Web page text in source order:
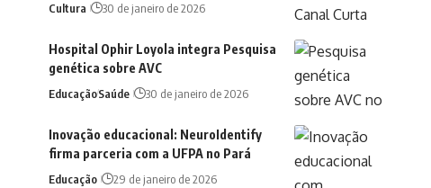
Cultura 30 de janeiro de 2026
Hospital Ophir Loyola integra Pesquisa
genética sobre AVC
EducaçãoSaúde 30 de janeiro de 2026
Inovação educacional: NeuroIdentify
firma parceria com a UFPA no Pará
Educação 29 de janeiro de 2026